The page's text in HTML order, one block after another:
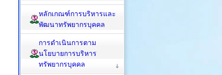
หลักเกณฑ์การบริหารและ
พัฒนาทรัพยากรบุคคล
การดำเนินการตาม
นโยบายการบริหาร
ทรัพยากรบุคคล